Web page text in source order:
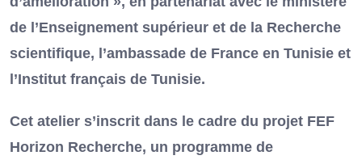
de l’Enseignement supérieur et de la Recherche
scientifique, l’ambassade de France en Tunisie et
l’Institut français de Tunisie.
Cet atelier s’inscrit dans le cadre du projet FEF
Horizon Recherche, un programme de